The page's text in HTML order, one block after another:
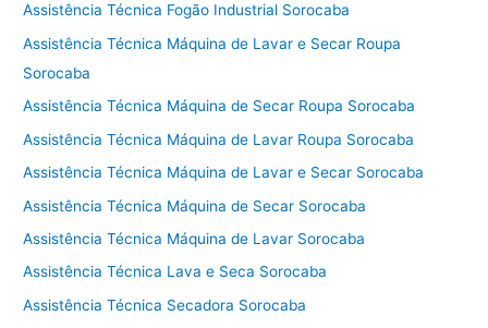
Assistência Técnica Fogão Industrial Sorocaba
Assistência Técnica Máquina de Lavar e Secar Roupa
Sorocaba
Assistência Técnica Máquina de Secar Roupa Sorocaba
Assistência Técnica Máquina de Lavar Roupa Sorocaba
Assistência Técnica Máquina de Lavar e Secar Sorocaba
Assistência Técnica Máquina de Secar Sorocaba
Assistência Técnica Máquina de Lavar Sorocaba
Assistência Técnica Lava e Seca Sorocaba
Assistência Técnica Secadora Sorocaba